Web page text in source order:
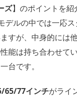
ズ】のポイントを紹
デルの中では一応
すが、中身的には
能は持ち合わせて
台です。
65/77インチがライ